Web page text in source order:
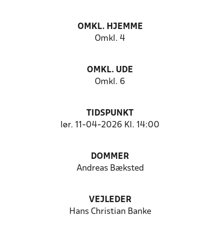
OMKL. HJEMME
Omkl. 4
OMKL. UDE
Omkl. 6
TIDSPUNKT
lør. 11-04-2026 Kl. 14:00
DOMMER
Andreas Bæksted
VEJLEDER
Hans Christian Banke